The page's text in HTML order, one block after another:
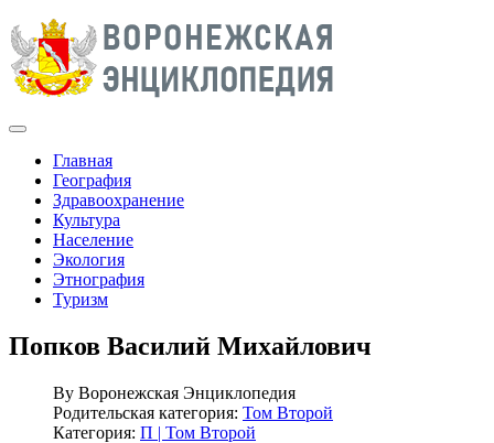
Главная
География
Здравоохранение
Культура
Население
Экология
Этнография
Туризм
Попков Василий Михайлович
By Воронежская Энциклопедия
Родительская категория: Том Второй
Категория: П | Том Второй